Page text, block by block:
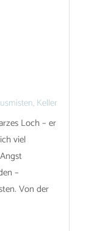
, Keller
Loch – er
viel
–
Von der